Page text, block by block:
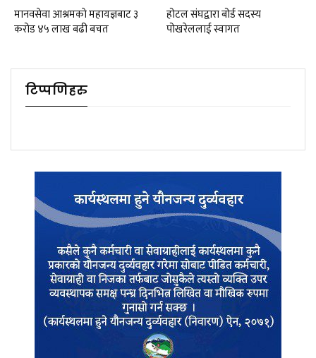
मानवसेवा आश्रमकाे‌ महायज्ञबाट ३
करोड ४५ लाख बढी बचत
होटल संघद्वारा बोर्ड सदस्य
पोखरेललाई स्वागत
टिप्पणिहरु